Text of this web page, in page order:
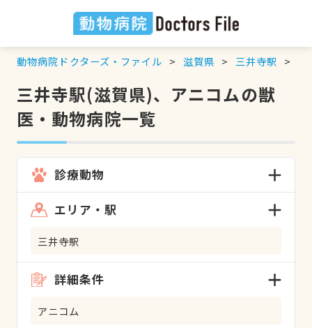
動物病院ドクターズ・ファイル 滋賀県 三井寺駅
三井寺駅(滋賀県)、アニコムの獣
医・動物病院一覧
診療動物
エリア・駅
三井寺駅
詳細条件
アニコム